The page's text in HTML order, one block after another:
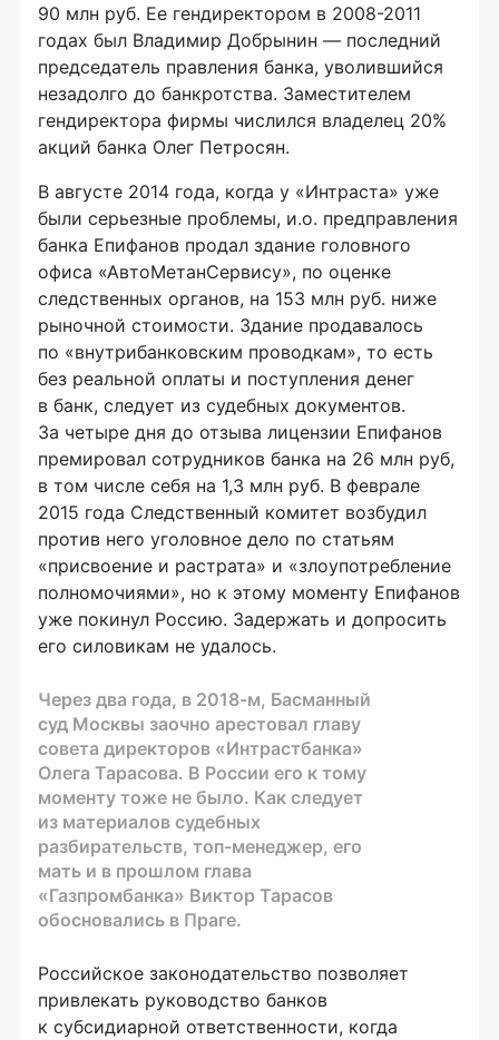
90 млн руб. Ее гендиректором в 2008-2011
годах был Владимир Добрынин — последний
председатель правления банка, уволившийся
незадолго до банкротства. Заместителем
гендиректора фирмы числился владелец 20%
акций банка Олег Петросян.
В августе 2014 года, когда у «Интраста» уже
были серьезные проблемы, и.о. предправления
банка Епифанов продал здание головного
офиса «АвтоМетанСервису», по оценке
следственных органов, на 153 млн руб. ниже
рыночной стоимости. Здание продавалось
по «внутрибанковским проводкам», то есть
без реальной оплаты и поступления денег
в банк, следует из судебных документов.
За четыре дня до отзыва лицензии Епифанов
премировал сотрудников банка на 26 млн руб,
в том числе себя на 1,3 млн руб. В феврале
2015 года Следственный комитет возбудил
против него уголовное дело по статьям
«присвоение и растрата» и «злоупотребление
полномочиями», но к этому моменту Епифанов
уже покинул Россию. Задержать и допросить
его силовикам не удалось.
Через два года, в 2018-м, Басманный
суд Москвы заочно арестовал главу
совета директоров «Интрастбанка»
Олега Тарасова. В России его к тому
моменту тоже не было. Как следует
из материалов судебных
разбирательств, топ-менеджер, его
мать и в прошлом глава
«Газпромбанка» Виктор Тарасов
обосновались в Праге.
Российское законодательство позволяет
привлекать руководство банков
к субсидиарной ответственности, когда